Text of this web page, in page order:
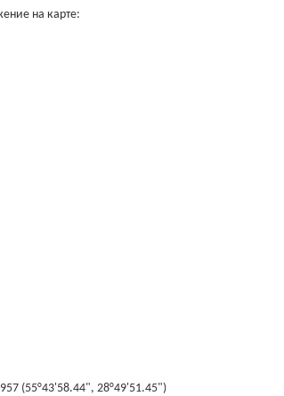
на карте:
(55°43'58.44", 28°49'51.45")